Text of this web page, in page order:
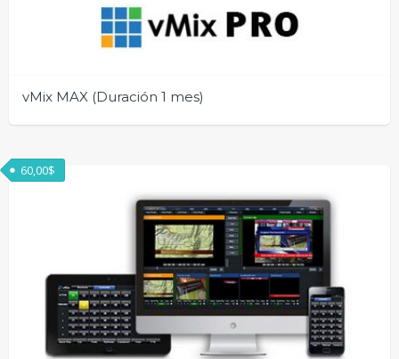
vMix MAX (Duración 1 mes)
60,00$